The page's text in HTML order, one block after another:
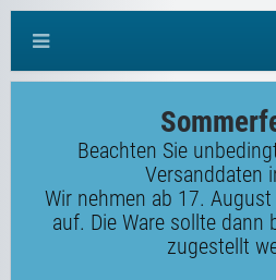
Beachten Sie
Versanddaten
Wir nehmen ab 17.
auf. Die Ware sollte
zugestellt